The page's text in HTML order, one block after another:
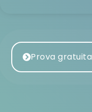
Prova gratuita